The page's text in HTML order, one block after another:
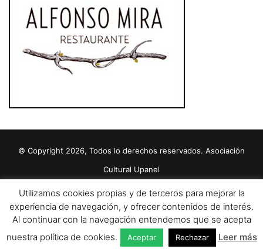
© Copyright 2026, Todos lo derechos reservados. Asociación
Cultural Upanel
Política de cookies Política de privacidad
Aviso Legal
Contacto
Publicidad 2024
Utilizamos cookies propias y de terceros para mejorar la
experiencia de navegación, y ofrecer contenidos de interés.
Al continuar con la navegación entendemos que se acepta
nuestra política de cookies.
Aceptar Rechazar Leer más